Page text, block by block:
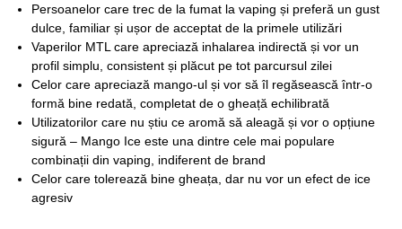
Persoanelor care trec de la fumat la vaping și preferă un gust
dulce, familiar și ușor de acceptat de la primele utilizări
Vaperilor MTL care apreciază inhalarea indirectă și vor un
profil simplu, consistent și plăcut pe tot parcursul zilei
Celor care apreciază mango-ul și vor să îl regăsească într-o
formă bine redată, completat de o gheață echilibrată
Utilizatorilor care nu știu ce aromă să aleagă și vor o opțiune
sigură – Mango Ice este una dintre cele mai populare
combinații din vaping, indiferent de brand
Celor care tolerează bine gheața, dar nu vor un efect de ice
agresiv